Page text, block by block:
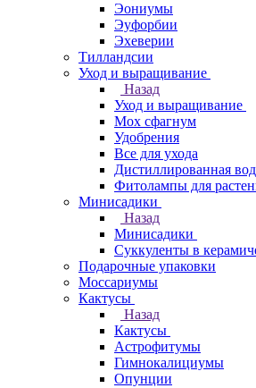
Эониумы
Эуфорбии
Эхеверии
Тилландсии
Уход и выращивание
Назад
Уход и выращивание
Мох сфагнум
Удобрения
Все для ухода
Дистиллированная
Фитолампы для
Минисадики
Назад
Минисадики
Суккуленты в
Подарочные упаковки
Моссариумы
Кактусы
Назад
Кактусы
Астрофитумы
Гимнокалициумы
Опунции